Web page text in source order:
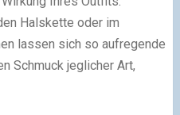
Halskette oder im
lassen sich so aufregende
Schmuck jeglicher Art,